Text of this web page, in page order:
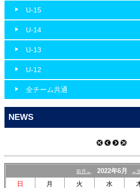
CONTACT
U-15
U-14
U-13
U-12
全チーム共通
NEWS
前月← 2022年6月 →
日 月 火 水